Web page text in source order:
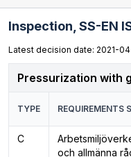
Inspection, SS-EN
Latest decision date: 2021-
Pressurization with
TYPE REQUIREMENTS
C
och allmänna